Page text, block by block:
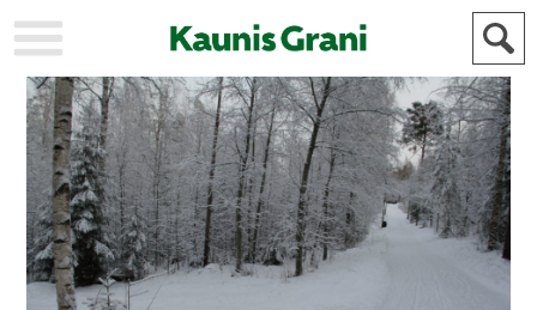
KAUPUNKI
STADEN
AJANKOHTAISTA
AKTUELLT
URHEILU
IDROTT
KULTTUURI
KULTUR
HISTORIA
HISTORIA
YLEINEN
ALLMÄN